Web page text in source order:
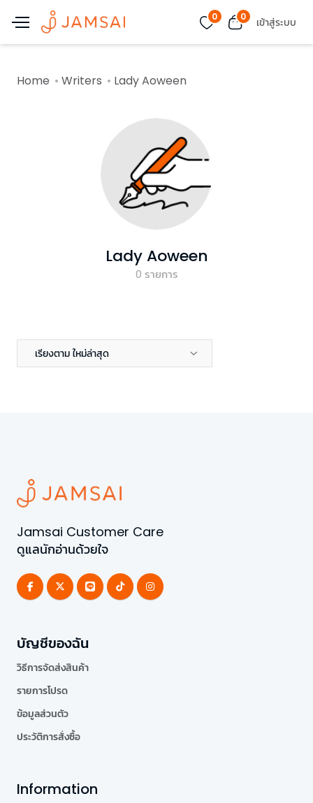
0 0 เข้าสู่ระบบ
Home Writers Lady Aoween
Lady Aoween
0 รายการ
เรียงตาม ใหม่ล่าสุด
Jamsai Customer Care
ดูแลนักอ่านด้วยใจ
บัญชีของฉัน
วิธีการจัดส่งสินค้า
รายการโปรด
ข้อมูลส่วนตัว
ประวัติการสั่งซื้อ
Information